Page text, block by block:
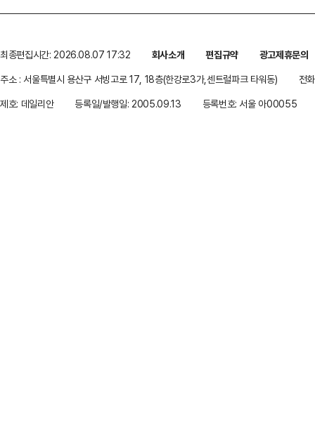
최종편집시간: 2026.08.07 17:32 회사소개 편집규약
광고제휴문의
주소 : 서울특별시 용산구 서빙고로 17, 18층(한강로3가,센트럴파크 타워동)
전
제호: 데일리안
등록일/발행일: 2005.09.13 등록번호: 서울 아00055